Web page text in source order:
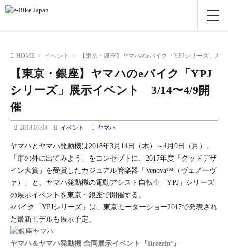
HOME イベント 【東京・銀座】ヤマハのeバイク「YPJシリーズ」展
【東京・銀座】ヤマハのeバイク「YPJ
シリーズ」展示イベント 3/14〜4/9開
催
2018.03.08 イベント ヤマハ
ヤマハとヤマハ発動機は2018年3月14日（木）～4月9日（月）、
「扉の外に出てみよう」をコンセプトに、2017年度「グッドデザ
イン大賞」を受賞したカジュアル管楽器「Venova™（ヴェノーヴ
ァ）」と、ヤマハ発動機の電動アシスト自転車「YPJ」シリーズ
の展示イベントを東京・銀座で開催する。
eバイク「YPJシリーズ」は、東京モーターショー2017で発表され
た最新モデルも展示予定。
ヤマハ＆ヤマハ発動機 合同展示イベント『Breezin’』